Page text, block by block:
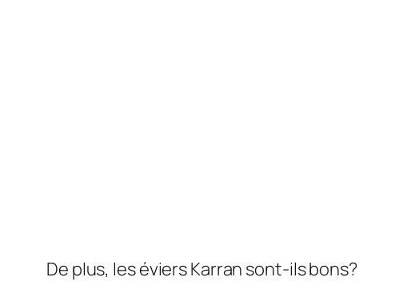
De plus, les éviers Karran sont-ils bons?